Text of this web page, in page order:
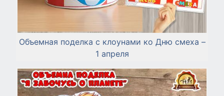
Объемная поделка с клоунами ко Дню смеха –
1 апреля